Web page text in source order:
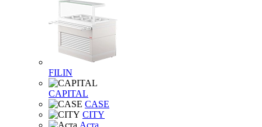
FILIN
CAPITAL
CASE
CITY
Аста